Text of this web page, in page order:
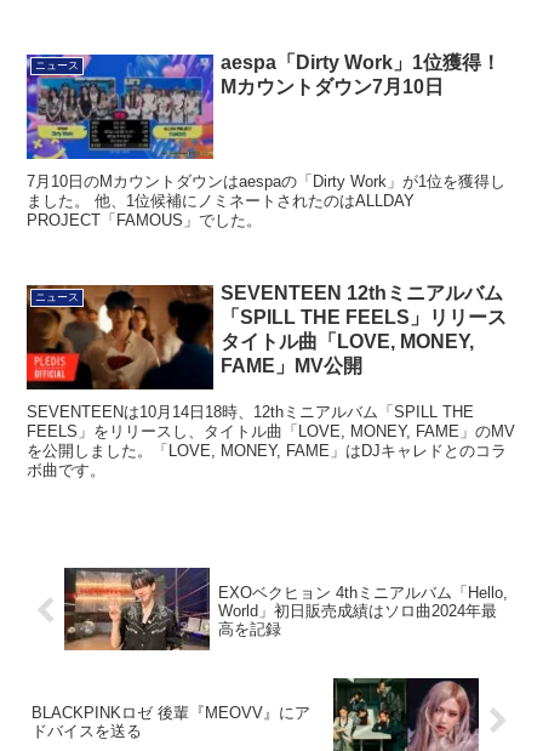
ニュース
aespa「Dirty Work」1位獲得！
Mカウントダウン7月10日
7月10日のMカウントダウンはaespaの「Dirty Work」が1位を獲得し
ました。 他、1位候補にノミネートされたのはALLDAY
PROJECT「FAMOUS」でした。
ニュース
SEVENTEEN 12thミニアルバム
「SPILL THE FEELS」リリース
タイトル曲「LOVE, MONEY,
FAME」MV公開
SEVENTEENは10月14日18時、12thミニアルバム「SPILL THE
FEELS」をリリースし、タイトル曲「LOVE, MONEY, FAME」のMV
を公開しました。「LOVE, MONEY, FAME」はDJキャレドとのコラ
ボ曲です。
EXOベクヒョン 4thミニアルバム「Hello,
World」初日販売成績はソロ曲2024年最
高を記録
BLACKPINKロゼ 後輩『MEOVV』にア
ドバイスを送る